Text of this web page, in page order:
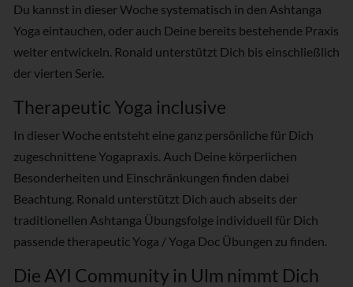
Du kannst in dieser Woche systematisch in den Ashtanga
Yoga eintauchen, oder auch Deine bereits bestehende Praxis
weiter entwickeln. Ronald unterstützt Dich bis einschließlich
der vierten Serie.
Therapeutic Yoga inclusive
In dieser Woche entsteht eine ganz persönliche für Dich
zugeschnittene Yogapraxis. Auch Deine körperlichen
Besonderheiten und Einschränkungen finden dabei
Beachtung. Ronald unterstützt Dich auch abseits der
traditionellen Ashtanga Übungsfolge individuell für Dich
passende therapeutic Yoga / Yoga Doc Übungen zu finden.
Die AYI Community in Ulm nimmt Dich